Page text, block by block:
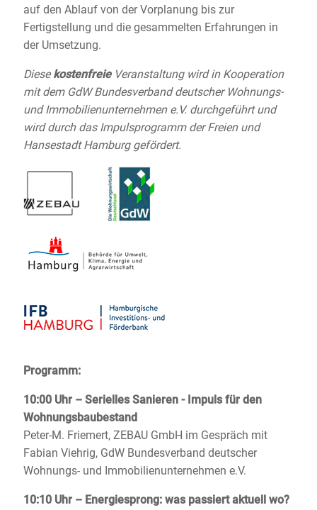
auf den Ablauf von der Vorplanung bis zur
Fertigstellung und die gesammelten Erfahrungen in
der Umsetzung.
DiesekostenfreieVeranstaltung wird in Kooperation
mit dem GdW Bundesverband deutscher Wohnungs-
und Immobilienunternehmen e.V. durchgeführt und
wird durch das Impulsprogramm der Freien und
Hansestadt Hamburg gefördert.
Programm:
10:00 Uhr – Serielles Sanieren - Impuls für den
Wohnungsbaubestand
Peter-M. Friemert, ZEBAU GmbH im Gespräch mit
Fabian Viehrig, GdW Bundesverband deutscher
Wohnungs- und Immobilienunternehmen e.V.
10:10 Uhr – Energiesprong: was passiert aktuell wo?